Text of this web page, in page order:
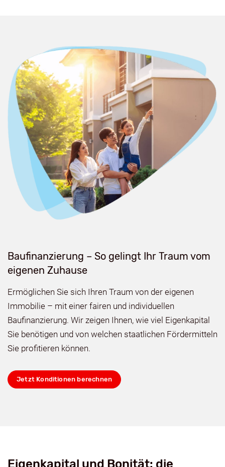
Baufinanzierung – So gelingt Ihr Traum vom
eigenen Zuhause
Ermöglichen Sie sich Ihren Traum von der eigenen
Immobilie – mit einer fairen und individuellen
Baufinanzierung. Wir zeigen Ihnen, wie viel Eigenkapital
Sie benötigen und von welchen staatlichen Fördermitteln
Sie profitieren können.
Jetzt Konditionen berechnen
Eigenkapital und Bonität: die